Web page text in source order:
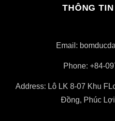
THÔNG
Email:
Phone: +84-
Address: Lô LK 8-07 Khu
Đồng, Phúc